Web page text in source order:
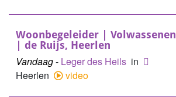
Woonbegeleider | Volwassenen
| de Ruijs, Heerlen
Vandaag- Leger des Heils in
Heerlen
video